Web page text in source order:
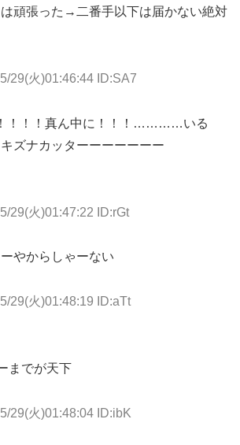
頑張った→二番手以下は届かない絶対
29(火)01:46:44 ID:SA7
！！！真ん中に！！！…………いる
ナカッターーーーーーー
29(火)01:47:22 ID:rGt
やからしゃーない
29(火)01:48:19 ID:aTt
までが天下
29(火)01:48:04 ID:ibK